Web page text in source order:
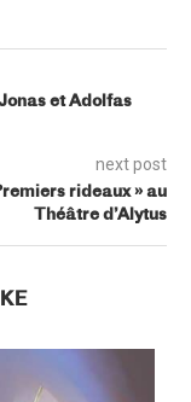
et Adolfas
next post
rideaux » au
Théâtre d’Alytus